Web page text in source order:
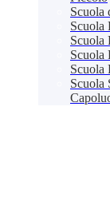
Scuola
Scuola
Scuola
Scuola
Scuola